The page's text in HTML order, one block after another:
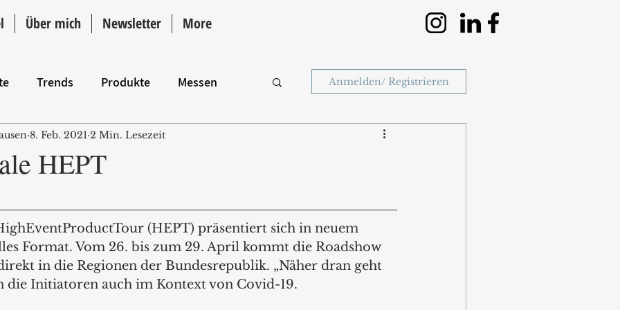
Über mich Newsletter More
Trends Produkte Messen
Intro
Anmelden/ Registrieren
HEPT
8. Feb. 2021 2 Min. Lesezeit
(HEPT) präsentiert sich in neuem
Format. Vom 26. bis zum 29. April kommt die Roadshow
in die Regionen der Bundesrepublik. „Näher dran geht
die Initiatoren auch im Kontext von Covid-19.